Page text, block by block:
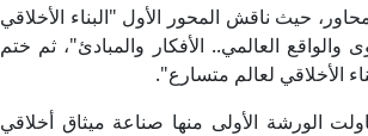
حيث ناقش المحور الأول "البناء الأخلاقي
والواقع العالمي.. الأفكار والمبادئ"، ثم ختم
الأخلاقي لعالم متسارع".
الأولى منها صناعة ميثاق أخلاقي